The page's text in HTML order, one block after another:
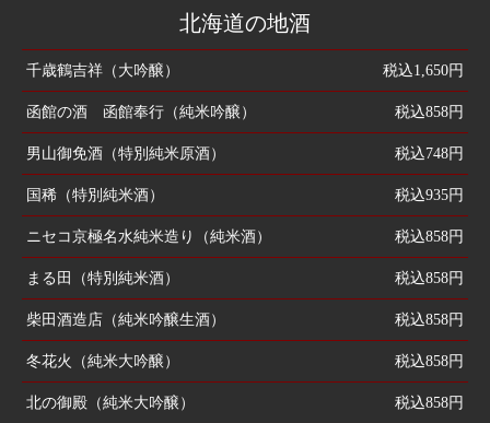
北海道の地酒
千歳鶴吉祥（大吟醸） 税込1,650円
函館の酒 函館奉行（純米吟醸） 税込858円
男山御免酒（特別純米原酒） 税込748円
国稀（特別純米酒） 税込935円
ニセコ京極名水純米造り（純米酒） 税込858円
まる田（特別純米酒） 税込858円
柴田酒造店（純米吟醸生酒） 税込858円
冬花火（純米大吟醸） 税込858円
北の御殿（純米大吟醸） 税込858円